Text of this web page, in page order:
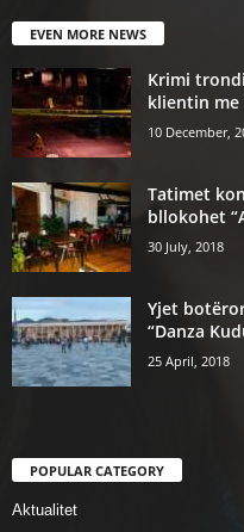
EVEN MORE NEWS
Krimi
klientin me
10 December,
Tatimet
bllokohet
30 July, 2018
Yjet
“Danza
25 April, 2018
POPULAR CATEGORY
Aktualitet